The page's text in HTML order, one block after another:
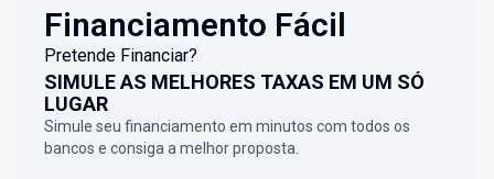
Financiamento Fácil
Pretende Financiar?
SIMULE AS MELHORES TAXAS EM UM SÓ
LUGAR
Simule seu financiamento em minutos com todos os
bancos e consiga a melhor proposta.